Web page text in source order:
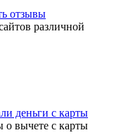
отзывы
различной
деньги с карты
о вычете с карты